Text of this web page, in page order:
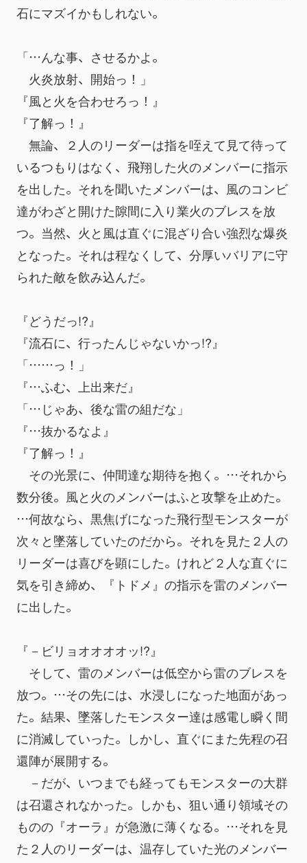
石にマズイかもしれない。
「…んな事、させるかよ。
火炎放射、開始っ！」
『風と火を合わせろっ！』
『了解っ！』
無論、２人のリーダーは指を咥えて見て待って
いるつもりはなく、飛翔した火のメンバーに指示
を出した。それを聞いたメンバーは、風のコンビ
達がわざと開けた隙間に入り業火のブレスを放
つ。当然、火と風は直ぐに混ざり合い強烈な爆炎
となった。それは程なくして、分厚いバリアに守
られた敵を飲み込んだ。
『どうだっ!?』
『流石に、行ったんじゃないかっ!?』
「……っ！」
『…ふむ、上出来だ』
「…じゃあ、後な雷の組だな」
『…抜かるなよ』
『了解っ！』
その光景に、仲間達な期待を抱く。…それから
数分後。風と火のメンバーはふと攻撃を止めた。
…何故なら、黒焦げになった飛行型モンスターが
次々と墜落していたのだから。それを見た２人の
リーダーは喜びを顕にした。けれど２人な直ぐに
気を引き締め、『トドメ』の指示を雷のメンバー
に出した。
『－ビリョオオオオッ!?』
そして、雷のメンバーは低空から雷のブレスを
放つ。…その先には、水浸しになった地面があっ
た。結果、墜落したモンスター達は感電し瞬く間
に消滅していった。しかし、直ぐにまた先程の召
還陣が展開する。
－だが、いつまでも経ってもモンスターの大群
は召還されなかった。しかも、狙い通り領域その
ものの『オーラ』が急激に薄くなる。…それを見
た２人のリーダーは、温存していた光のメンバー